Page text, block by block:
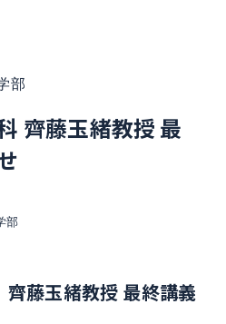
部
齊藤玉緒教授 最
部
藤玉緒教授 最終講義